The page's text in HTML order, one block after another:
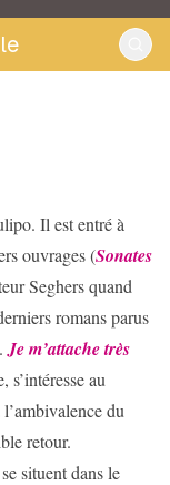
Il est entré à
ouvrages (Sonates
Seghers quand
romans parus
Je m’attache très
au
l’ambivalence du
retour.
situent dans le